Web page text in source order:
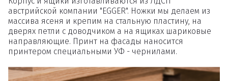
австрийской компании "EGGER". Ножки мы делаем из
массива ясеня и крепим на стальную пластину, на
дверях петли с доводчиком а на ящиках шариковые
направляющие. Принт на фасады наносится
принтером специальными УФ - чернилами.
Удалить